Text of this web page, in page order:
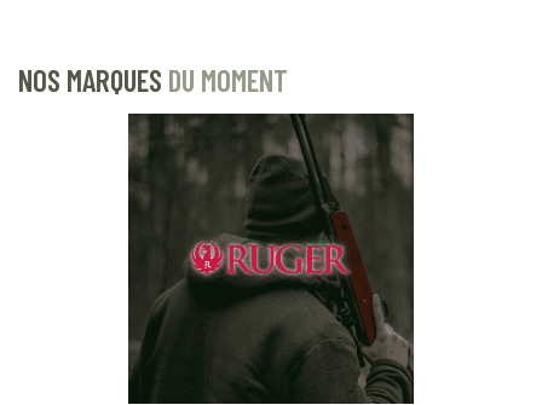
NOS MARQUES DU MOMENT